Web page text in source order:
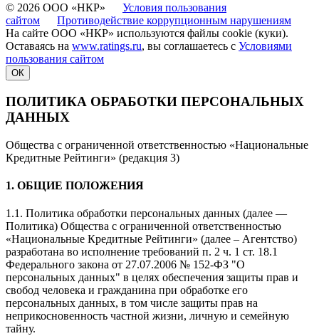
© 2026 ООО «НКР» Условия пользования
сайтом
Противодействие коррупционным нарушениям
На сайте ООО «НКР» используются файлы cookie (куки).
Оставаясь на www.ratings.ru, вы соглашаетесь с Условиями
пользования сайтом
ОК
ПОЛИТИКА ОБРАБОТКИ ПЕРСОНАЛЬНЫХ
ДАННЫХ
Общества с ограниченной ответственностью «Национальные
Кредитные Рейтинги» (редакция 3)
1. ОБЩИЕ ПОЛОЖЕНИЯ
1.1. Политика обработки персональных данных (далее —
Политика) Общества с ограниченной ответственностью
«Национальные Кредитные Рейтинги» (далее – Агентство)
разработана во исполнение требований п. 2 ч. 1 ст. 18.1
Федерального закона от 27.07.2006 № 152-ФЗ "О
персональных данных" в целях обеспечения защиты прав и
свобод человека и гражданина при обработке его
персональных данных, в том числе защиты прав на
неприкосновенность частной жизни, личную и семейную
тайну.